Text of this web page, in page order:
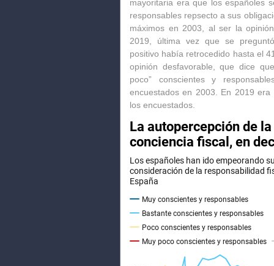
mayoritaria era que los españoles
responsables repsecto a sus
máximos en 2003, al ser la
2019, última vez que se
positivo había retrocedido hasta el
opinión desfavorable, que dice
poco” conscientes y
encuestados en 2003. En 2019 era
los encuestados